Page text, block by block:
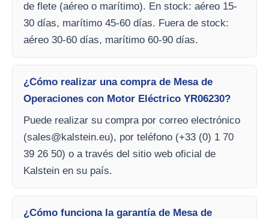
de flete (aéreo o marítimo). En stock: aéreo 15-
30 días, marítimo 45-60 días. Fuera de stock:
aéreo 30-60 días, marítimo 60-90 días.
¿Cómo realizar una compra de Mesa de
Operaciones con Motor Eléctrico YR06230?
Puede realizar su compra por correo electrónico
(sales@kalstein.eu), por teléfono (+33 (0) 1 70
39 26 50) o a través del sitio web oficial de
Kalstein en su país.
¿Cómo funciona la garantía de Mesa de